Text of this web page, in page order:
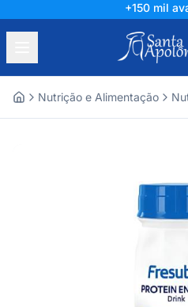
+150 mil
Nutrição e Alimentação